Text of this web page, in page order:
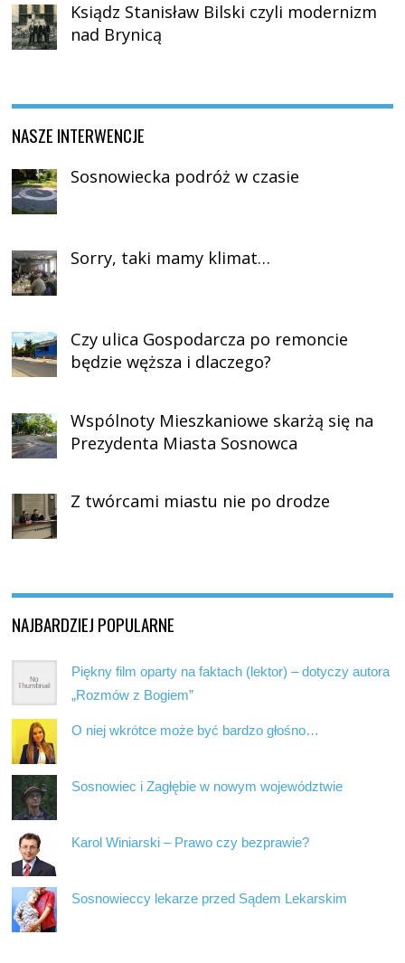
Ksiądz Stanisław Bilski czyli modernizm
nad Brynicą
NASZE INTERWENCJE
Sosnowiecka podróż w czasie
Sorry, taki mamy klimat…
Czy ulica Gospodarcza po remoncie
będzie węższa i dlaczego?
Wspólnoty Mieszkaniowe skarżą się na
Prezydenta Miasta Sosnowca
Z twórcami miastu nie po drodze
NAJBARDZIEJ POPULARNE
Piękny film oparty na faktach (lektor) – dotyczy autora
„Rozmów z Bogiem”
O niej wkrótce może być bardzo głośno…
Sosnowiec i Zagłębie w nowym województwie
Karol Winiarski – Prawo czy bezprawie?
Sosnowieccy lekarze przed Sądem Lekarskim